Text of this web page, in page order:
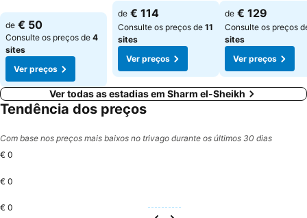
Ver preços
de € 50
Consulte os preços de 4
sites
Ver preços
Ver preços
de € 114
Consulte os preços de 11
sites
Ver preços
Ver preços
de € 129
Consulte os preços
sites
Ver preços
Ver todas as estadias em Sharm el-Sheikh
Tendência dos preços
Com base nos preços mais baixos no trivago durante os últimos 30 dias
€ 0
€ 0
€ 0